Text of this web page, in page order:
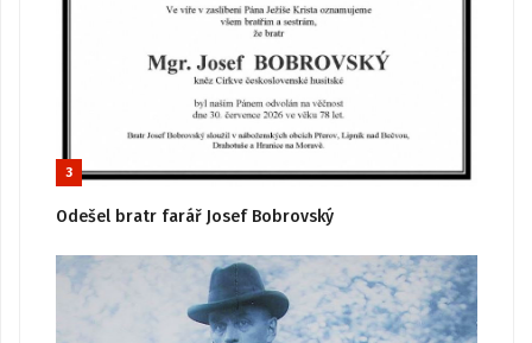
3
Odešel bratr farář Josef Bobrovský